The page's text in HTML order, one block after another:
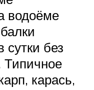
водоёме
сутки без
Типичное
карась,